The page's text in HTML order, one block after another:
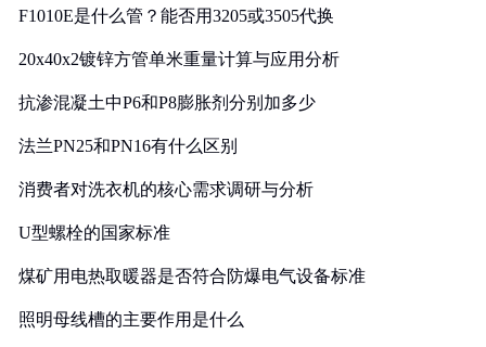
F1010E是什么管？能否用3205或3505代换
20x40x2镀锌方管单米重量计算与应用分析
抗渗混凝土中P6和P8膨胀剂分别加多少
法兰PN25和PN16有什么区别
消费者对洗衣机的核心需求调研与分析
U型螺栓的国家标准
煤矿用电热取暖器是否符合防爆电气设备标准
照明母线槽的主要作用是什么